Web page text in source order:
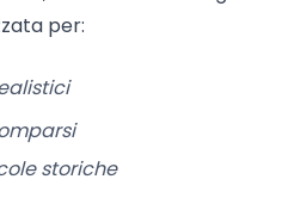
per:
storiche